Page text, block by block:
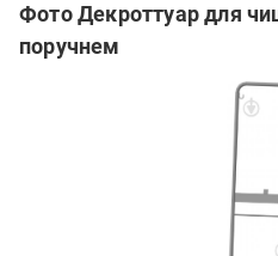
Фото Декроттуар для
поручнем